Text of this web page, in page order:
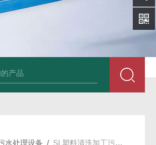
sl-d镀铝膜分离清洗机 SL-wl转鼓式纸浆浓缩
水处理设备 / SL塑料清洗加工污水处理设备